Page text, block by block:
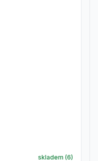
skladem (6)